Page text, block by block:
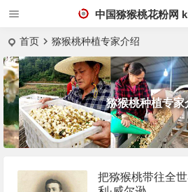
中国猕猴桃花粉网
首页 猕猴桃种植专家介绍
猕猴桃种植专家
把猕猴桃带往全